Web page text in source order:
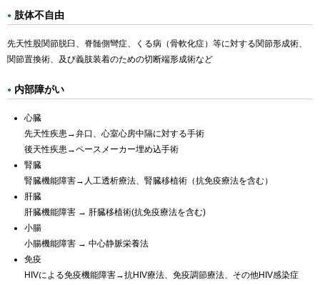
肢体不自由
先天性股関節脱臼、脊髄側彎症、くる病（骨軟化症）等に対する関節形成術、
関節置換術、及び義肢装着のための切断端形成術など
内部障がい
心臓
先天性疾患→弁口、心室心房中隔に対する手術
後天性疾患→ペースメーカー埋め込手術
腎臓
腎臓機能障害→人工透析療法、腎臓移植術（抗免疫療法を含む）
肝臓
肝臓機能障害 → 肝臓移植術(抗免疫療法を含む)
小腸
小腸機能障害 → 中心静脈栄養法
免疫
HIVによる免疫機能障害→抗HIV療法、免疫調節療法、その他HIV感染症